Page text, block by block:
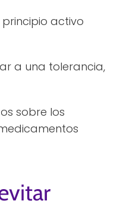
activo
a una tolerancia,
sobre los